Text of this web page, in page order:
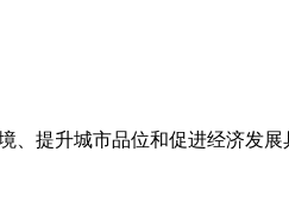
提升城市品位和促进经济发展